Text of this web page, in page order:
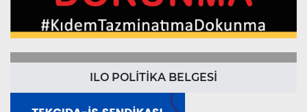
ILO POLİTİKA BELGESİ